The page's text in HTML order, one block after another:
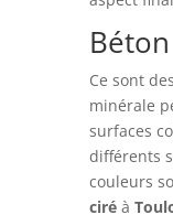
Ce sont
minérale
surfaces
différents
couleurs
ciréà